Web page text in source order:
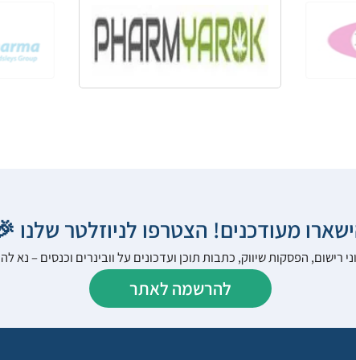
מעודכנים! הצטרפו לניוזלטר שלנו
רישום, הפסקות שיווק, כתבות תוכן ועדכונים על וובינרים וכנסים – נא
להרשמה לאתר